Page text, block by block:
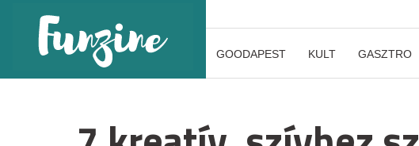
GOODAPEST KULT GASZTRO